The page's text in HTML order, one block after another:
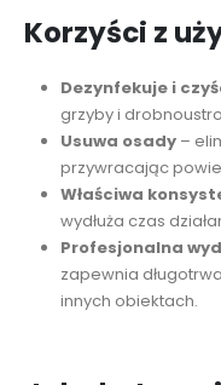
Korzyści z
Dezynfekuje i
grzyby i
Usuwa osady–
przywracając
Właściwa
wydłuża czas
Profesjonalna
zapewnia
innych obiektach.